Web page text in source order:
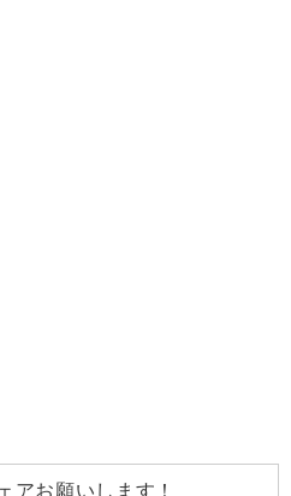
アお願いします！